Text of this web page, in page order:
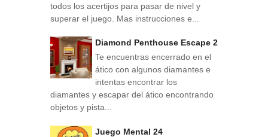
todos los acertijos para pasar de nivel y
superar el juego. Mas instrucciones e...
Diamond Penthouse Escape 2
Te encuentras encerrado en el
ático con algunos diamantes e
intentas encontrar los
diamantes y escapar del ático encontrando
objetos y pista...
Juego Mental 24